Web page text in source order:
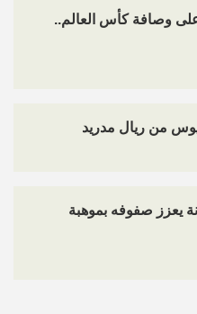
على وصافة كأس العالم..
من ريال مدريد
يعزز صفوفه بموهبة